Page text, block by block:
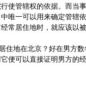
使管辖权的依据。而当
唯一可以用来确定管辖
常居住地时，就应该以
住地在北京？好在男方
便可以直接证明男方的